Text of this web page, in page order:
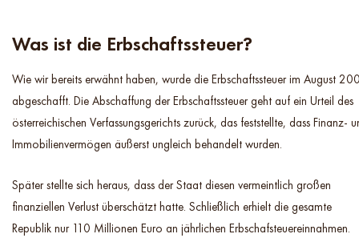
Was ist die Erbschaftssteuer?
Wie wir bereits erwähnt haben, wurde die Erbschaftssteuer im August
abgeschafft. Die Abschaffung der Erbschaftssteuer geht auf ein Urteil des
österreichischen Verfassungsgerichts zurück, das feststellte, dass Finanz-
Immobilienvermögen äußerst ungleich behandelt wurden.
Später stellte sich heraus, dass der Staat diesen vermeintlich großen
finanziellen Verlust überschätzt hatte. Schließlich erhielt die gesamte
Republik nur 110 Millionen Euro an jährlichen Erbschafsteuereinnahmen.